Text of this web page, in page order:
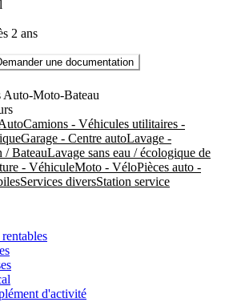
2 ans
une documentation
Auto-Moto-Bateau
Camions - Véhicules utilitaires -
Garage - Centre autoLavage -
/ BateauLavage sans eau / écologique de
- VéhiculeMoto - VéloPièces auto -
Services diversStation service
d'activité